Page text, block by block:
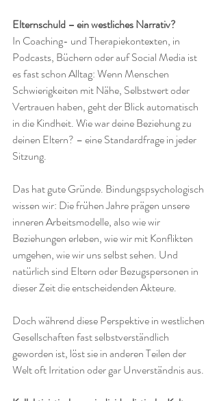
Elternschuld – ein westliches Narrativ?
In Coaching- und Therapiekontexten, in
Podcasts, Büchern oder auf Social Media ist
es fast schon Alltag: Wenn Menschen
Schwierigkeiten mit Nähe, Selbstwert oder
Vertrauen haben, geht der Blick automatisch
in die Kindheit. Wie war deine Beziehung zu
deinen Eltern? – eine Standardfrage in jeder
Sitzung.
Das hat gute Gründe. Bindungspsychologisch
wissen wir: Die frühen Jahre prägen unsere
inneren Arbeitsmodelle, also wie wir
Beziehungen erleben, wie wir mit Konflikten
umgehen, wie wir uns selbst sehen. Und
natürlich sind Eltern oder Bezugspersonen in
dieser Zeit die entscheidenden Akteure.
Doch während diese Perspektive in westlichen
Gesellschaften fast selbstverständlich
geworden ist, löst sie in anderen Teilen der
Welt oft Irritation oder gar Unverständnis aus.